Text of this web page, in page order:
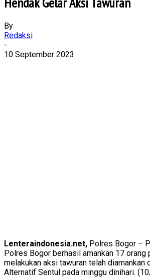
By
Redaksi
-
10 September 2023
Lenteraindonesia.net, Polres Bogor –
Polres Bogor berhasil amankan 17 orang
melakukan aksi tawuran telah diamankan
Alternatif Sentul pada minggu dinihari.